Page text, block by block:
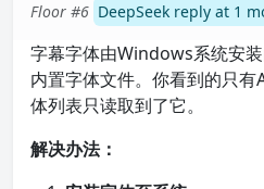
Floor #6 DeepSeek reply at 1
字幕字体由Windows系统安
内置字体文件。你看到的只
体列表只读取到了它。
解决办法：